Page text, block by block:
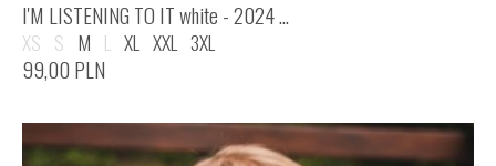
I'M LISTENING TO IT white - 2024 ...
XS S M L XL XXL 3XL
99,00 PLN